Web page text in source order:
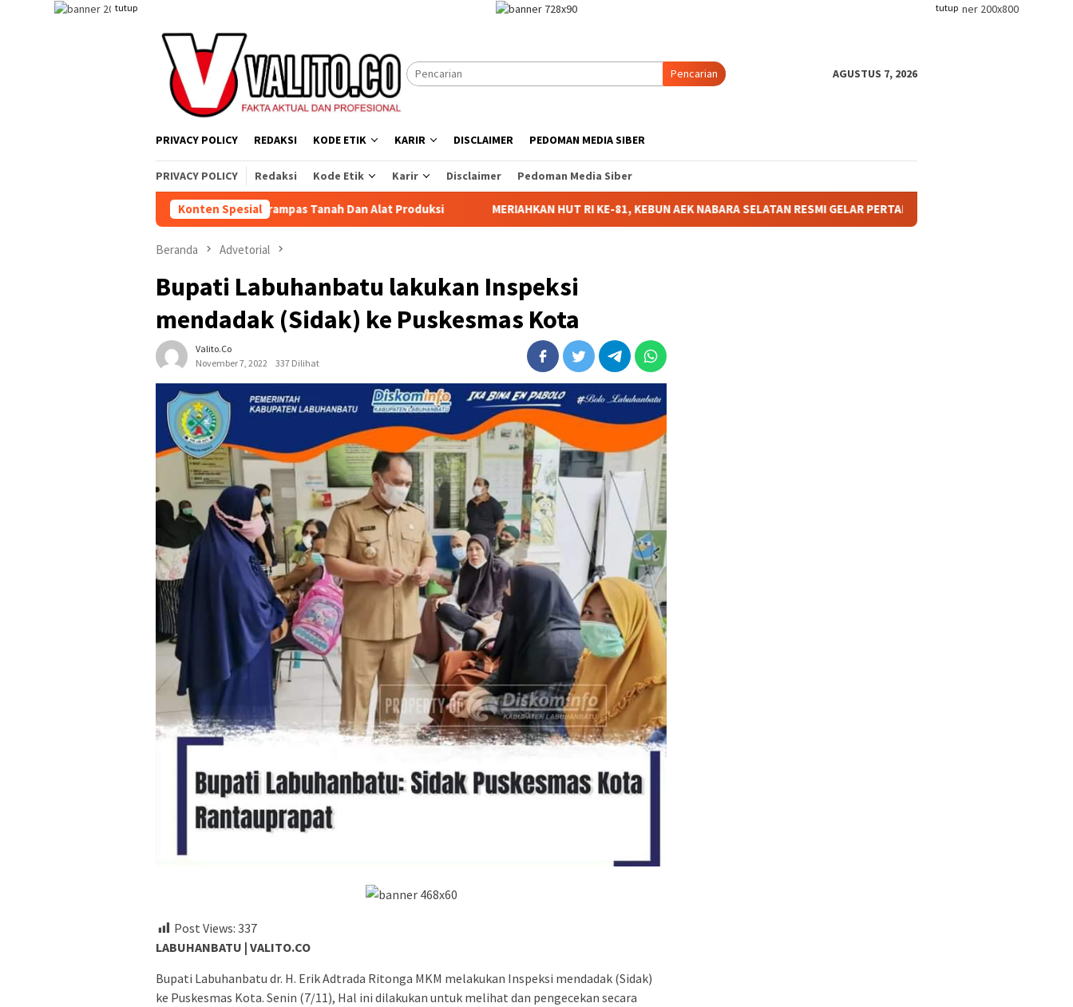
tutup tutup
Pencarian AGUSTUS 7, 2026
PRIVACY POLICY REDAKSI KODE ETIK KARIR DISCLAIMER PEDOMAN MEDIA SIBER
PRIVACY POLICY Redaksi Kode Etik Karir Disclaimer Pedoman Media Siber
Konten Spesial
Jahat, Tetapi Sistem yang Merampas Tanah Dan Alat Produksi MERIAHKAN HUT RI KE-81, KEBUN AEK NABARA SELATAN RESMI GELAR PERTANDINGAN OLAHRAGA ANTAR BAGIAN DAN
Beranda Advetorial
Bupati Labuhanbatu lakukan Inspeksi
mendadak (Sidak) ke Puskesmas Kota
Valito.co
November 7, 2022
337 Dilihat
Post Views: 337
LABUHANBATU | VALITO.CO
Bupati Labuhanbatu dr. H. Erik Adtrada Ritonga MKM melakukan Inspeksi mendadak (Sidak)
ke Puskesmas Kota. Senin (7/11), Hal ini dilakukan untuk melihat dan pengecekan secara